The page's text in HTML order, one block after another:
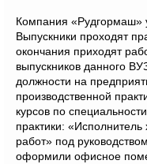
Компания «Рудгормаш»
Выпускники проходят
окончания приходят
выпускников данного
должности на
производственной
курсов по
практики:
работ» под
оформили офисное